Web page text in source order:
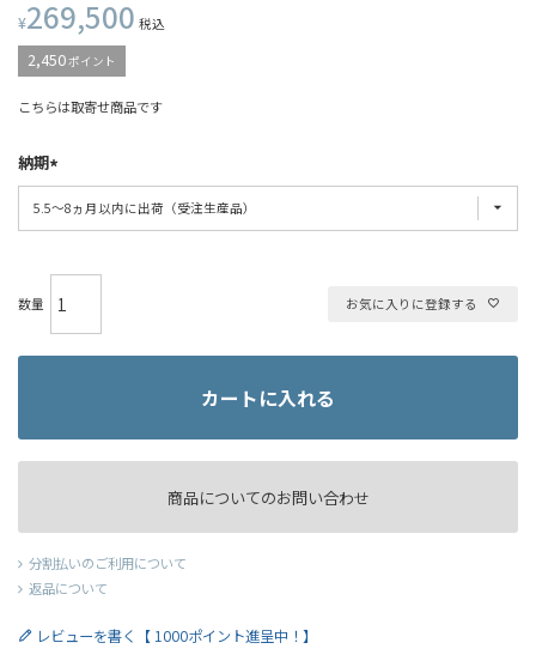
¥269,500 税込
2,450ポイント
こちらは取寄せ商品です
納期
お気に入りに登録する
カートに入れる
商品についてのお問い合わせ
分割払いのご利用について
返品について
レビューを書く【 1000ポイント進呈中！】